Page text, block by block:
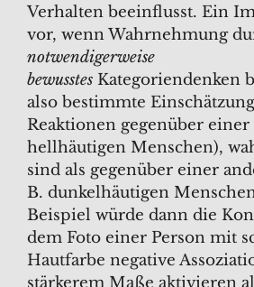
Verhalten beeinflusst. Ein
vor, wenn Wahrnehmung
notwendigerweise
bewusstes Kategoriendenken
also bestimmte
Reaktionen gegenüber einer
hellhäutigen Menschen),
sind als gegenüber einer
B. dunkelhäutigen
Beispiel würde dann die
dem Foto einer Person mit
Hautfarbe negative
stärkerem Maße aktivieren